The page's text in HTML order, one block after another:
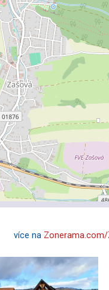
více na